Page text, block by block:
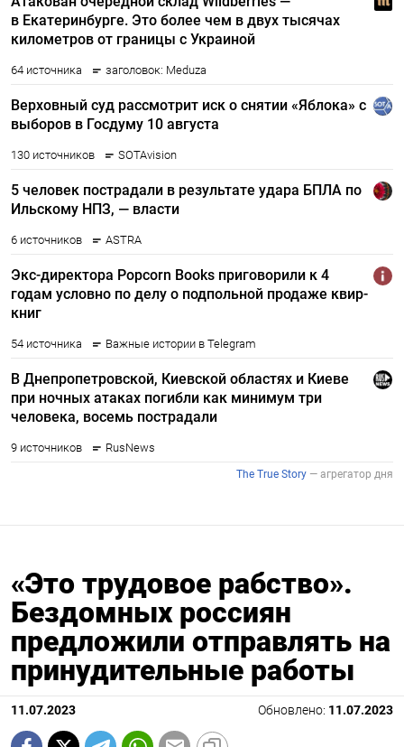
«Это трудовое рабство».
Бездомных россиян
предложили отправлять на
принудительные работы
11.07.2023 Обновлено: 11.07.2023